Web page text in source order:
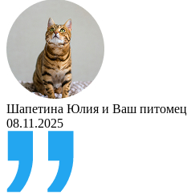
Шапетина Юлия и Ваш питомец
08.11.2025